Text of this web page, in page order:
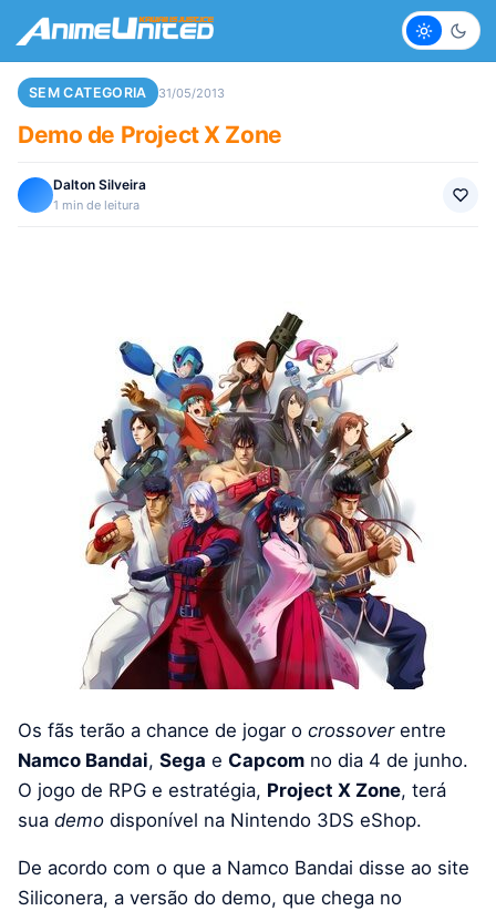
Claro
SEM CATEGORIA 31/05/2013
Demo de Project X Zone
Dalton Silveira
1 min de leitura
Os fãs terão a chance de jogar o crossoverentre
Namco Bandai, Sega e Capcom no dia 4 de junho.
O jogo de RPG e estratégia, Project X Zone, terá
sua demo disponível na Nintendo 3DS eShop.
De acordo com o que a Namco Bandai disse ao site
Siliconera, a versão do demo, que chega no